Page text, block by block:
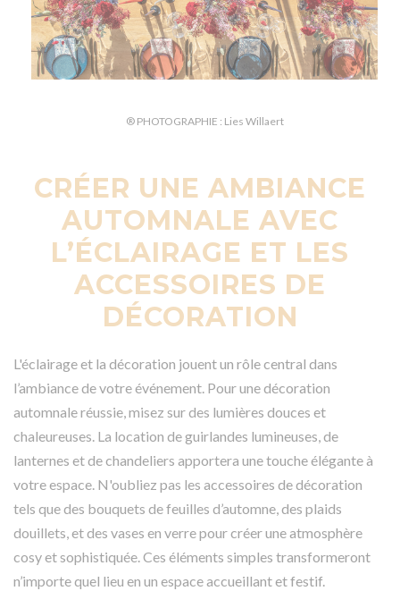
® PHOTOGRAPHIE : Lies Willaert
CRÉER UNE AMBIANCE
AUTOMNALE AVEC
L’ÉCLAIRAGE ET LES
ACCESSOIRES DE
DÉCORATION
L'éclairage et la décoration jouent un rôle central dans
l’ambiance de votre événement. Pour une décoration
automnale réussie, misez sur des lumières douces et
chaleureuses. La location de guirlandes lumineuses, de
lanternes et de chandeliers apportera une touche élégante à
votre espace. N'oubliez pas les accessoires de décoration
tels que des bouquets de feuilles d’automne, des plaids
douillets, et des vases en verre pour créer une atmosphère
cosy et sophistiquée. Ces éléments simples transformeront
n’importe quel lieu en un espace accueillant et festif.